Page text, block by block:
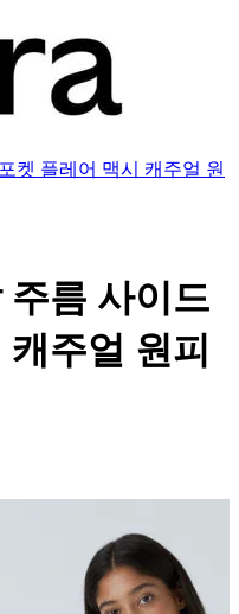
켓 플레어 맥시 캐주얼 원
름 사이드
주얼 원피